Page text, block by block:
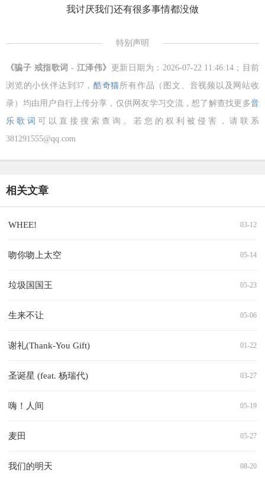
我讨厌我们还有很多事情都没做
特别声明
《骗子 戒指歌词 - 江泽伟》
更新日期为：2026-07-22 11:46:14；目前
浏览的小伙伴达到37， 酷奇猫 所有作品（图文、音视频以及网站收
录）均由用户自行上传分享，仅供网友学习交流，想了解查找更多音
乐歌词 可以直接搜索查询。若您的权利被侵害，请联系
381291555@qq.com
相关文章
03-12
WHEE!
05-14
吻你吻上太空
05-23
垃圾国国王
05-06
生来不让
01-22
谢礼(Thank-You Gift)
03-27
圣诞星 (feat. 杨瑞代)
05-19
嗨！人间
05-27
麦田
08-20
我们的明天